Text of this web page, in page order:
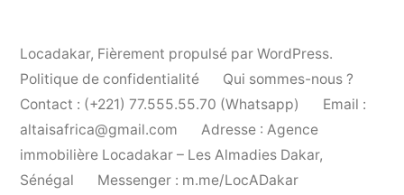
Locadakar, Fièrement propulsé par WordPress.
Politique de confidentialité
Qui sommes-nous ?
Contact : (+221) 77.555.55.70 (Whatsapp)
Email :
altaisafrica@gmail.com
Adresse : Agence
immobilière Locadakar – Les Almadies Dakar,
Sénégal
Messenger : m.me/LocADakar